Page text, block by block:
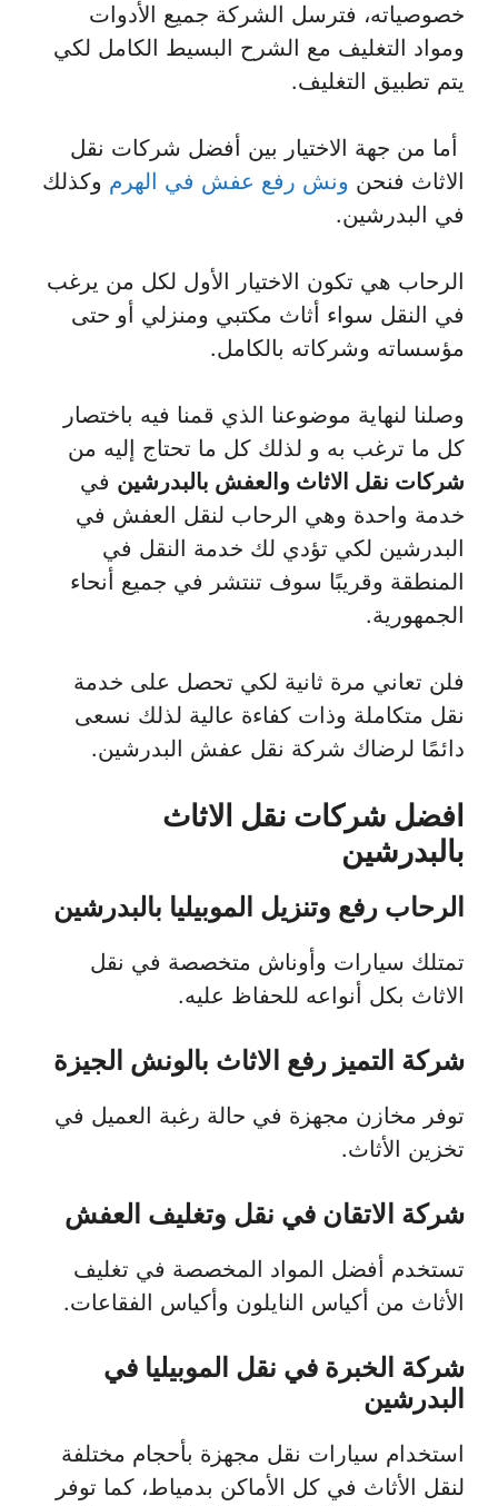
خصوصياته، فترسل الشركة جميع الأدوات
ومواد التغليف مع الشرح البسيط الكامل لكي
يتم تطبيق التغليف.
أما من جهة الاختيار بين أفضل شركات نقل
الاثاث فنحن ونش رفع عفش في الهرم وكذلك
في البدرشين.
الرحاب هي تكون الاختيار الأول لكل من يرغب
في النقل سواء أثاث مكتبي ومنزلي أو حتى
مؤسساته وشركاته بالكامل.
وصلنا لنهاية موضوعنا الذي قمنا فيه باختصار
كل ما ترغب به و لذلك كل ما تحتاج إليه من
شركات نقل الاثاث والعفش بالبدرشين في
خدمة واحدة وهي الرحاب لنقل العفش في
البدرشين لكي تؤدي لك خدمة النقل في
المنطقة وقريبًا سوف تنتشر في جميع أنحاء
الجمهورية.
فلن تعاني مرة ثانية لكي تحصل على خدمة
نقل متكاملة وذات كفاءة عالية لذلك نسعى
دائمًا لرضاك شركة نقل عفش البدرشين.
افضل شركات نقل الاثاث
بالبدرشين
الرحاب رفع وتنزيل الموبيليا بالبدرشين
تمتلك سيارات وأوناش متخصصة في نقل
الاثاث بكل أنواعه للحفاظ عليه.
شركة التميز رفع الاثاث بالونش الجيزة
توفر مخازن مجهزة في حالة رغبة العميل في
تخزين الأثاث.
شركة الاتقان في نقل وتغليف العفش
تستخدم أفضل المواد المخصصة في تغليف
الأثاث من أكياس النايلون وأكياس الفقاعات.
شركة الخبرة في نقل الموبيليا في
البدرشين
استخدام سيارات نقل مجهزة بأحجام مختلفة
لنقل الأثاث في كل الأماكن بدمياط، كما توفر